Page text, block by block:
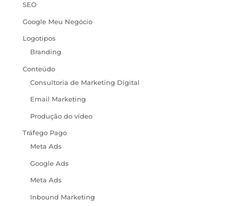
SEO
Google Meu Negócio
Logotipos
Branding
Conteúdo
Consultoria de Marketing Digital
Email Marketing
Produção do vídeo
Tráfego Pago
Meta Ads
Google Ads
Meta Ads
Inbound Marketing